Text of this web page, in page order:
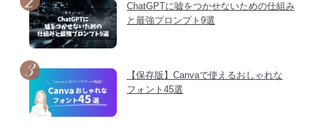
ChatGPTに嘘をつかせないための仕組み
と最強プロンプト9選
【保存版】Canvaで使えるおしゃれな
フォント45選